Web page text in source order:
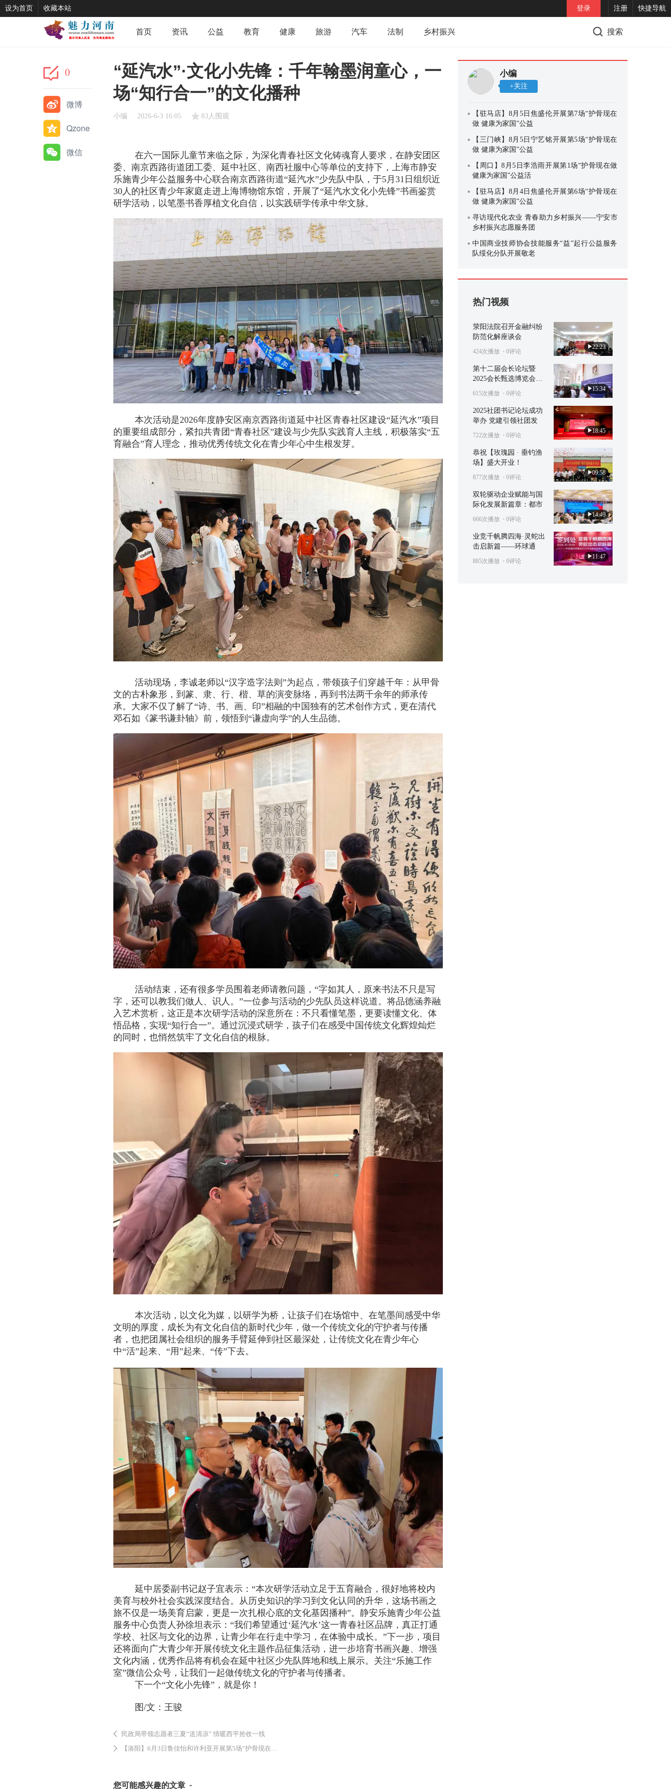
设为首页 收藏本站 快捷导航
登录 注册
首页 资讯 公益 教育 健康 旅游 汽车 法制 乡村振兴 搜索
0
微博
Qzone
微信
“延汽水”·文化小先锋：千年翰墨润童心，一
场“知行合一”的文化播种
小编 2026-6-3 16:05 83人围观
在六一国际儿童节来临之际，为深化青春社区文化铸魂育人要求，在静安团区
委、南京西路街道团工委、延中社区、南西社服中心等单位的支持下，上海市静安
乐施青少年公益服务中心联合南京西路街道“延汽水”少先队中队，于5月 31 日组织近
30人的社区青少年家庭走进上海博物馆东馆，开展了“延汽水文化小先锋”书画鉴赏
研学活动，以笔墨书香厚植文化自信，以实践研学传承中华文脉。
本次活动是2026年度静安区南京西路街道延中社区青春社区建设“延汽水”项目
的重要组成部分，紧扣共青团“青春社区”建设与少先队实践育人主线，积极落实“五
育融合”育人理念，推动优秀传统文化在青少年心中生根发芽。
活动现场，李诚老师以“汉字造字法则”为起点，带领孩子们穿越千年：从甲骨
文的古朴象形，到篆、隶、行、楷、草的演变脉络，再到书法两千余年的师承传
承。大家不仅了解了“诗、书、画、印”相融的中国独有的艺术创作方式，更在清代
邓石如《篆书谦卦轴》前，领悟到“谦虚向学”的人生品德。
活动结束，还有很多学员围着老师请教问题，“字如其人，原来书法不只是写
字，还可以教我们做人、识人。”一位参与活动的少先队员这样说道。将品德涵养融
入艺术赏析，这正是本次研学活动的深意所在：不只看懂笔墨，更要读懂文化、体
悟品格，实现“知行合一”。通过沉浸式研学，孩子们在感受中国传统文化辉煌灿烂
的同时，也悄然筑牢了文化自信的根脉。
本次活动，以文化为媒，以研学为桥，让孩子们在场馆中、在笔墨间感受中华
文明的厚度，成长为有文化自信的新时代少年，做一个传统文化的守护者与传播
者，也把团属社会组织的服务手臂延伸到社区最深处，让传统文化在青少年心
中“活”起来、“用”起来、“传”下去。
延中居委副书记赵子宜表示：“本次研学活动立足于五育融合，很好地将校内
美育与校外社会实践深度结合。从历史知识的学习到文化认同的升华，这场书画之
旅不仅是一场美育启蒙，更是一次扎根心底的文化基因播种”。静安乐施青少年公益
服务中心负责人孙徐坦表示：“我们希望通过‘延汽水’这一青春社区品牌，真正打通
学校、社区与文化的边界，让青少年在行走中学习，在体验中成长。”下一步，项目
还将面向广大青少年开展传统文化主题作品征集活动，进一步培育书画兴趣、增强
文化内涵，优秀作品将有机会在延中社区少先队阵地和线上展示。关注“乐施工作
室”微信公众号，让我们一起做传统文化的守护者与传播者。
下一个“文化小先锋”，就是你！
图 /文：王骏
民政局带领志愿者三夏“送清凉” 情暖西平抢收一线
【洛阳】6月3日鲁佳怡和许利亚开展第5场“护骨现在做 健康为家国”公益活动
您可能感兴趣的文章
小编
+关注
【驻马店】8月5日焦盛伦开展第7场“护骨现在
做 健康为家国”公益
【三门峡】8月5日宁艺铭开展第5场“护骨现在
做 健康为家国”公益
【周口】8月5日李浩雨开展第1场“护骨现在做
健康为家国”公益活
【驻马店】8月4日焦盛伦开展第6场“护骨现在
做 健康为家国”公益
寻访现代化农业 青春助力乡村振兴——宁安市
乡村振兴志愿服务团
中国商业技师协会技能服务“益”起行公益服务
队绥化分队开展敬老
热门视频
22:23
荥阳法院召开金融纠纷
防范化解座谈会
424次播放 ⋅ 0评论
15:34
第十二届会长论坛暨
2025会长甄选博览会在
615次播放 ⋅ 0评论
18:45
2025社团书记论坛成功
举办 党建引领社团发
722次播放 ⋅ 0评论
09:58
恭祝【玫瑰园 · 垂钓渔
场】盛大开业！
877次播放 ⋅ 0评论
14:49
双轮驱动企业赋能与国
际化发展新篇章：都市
666次播放 ⋅ 0评论
11:47
业竞千帆腾四海·灵蛇出
击启新篇——环球通
885次播放 ⋅ 0评论